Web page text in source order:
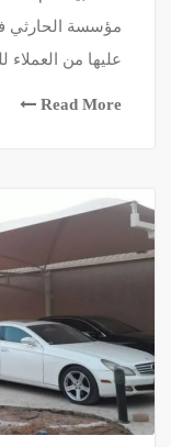
مؤسسة الحارثي
عليها من
Read More